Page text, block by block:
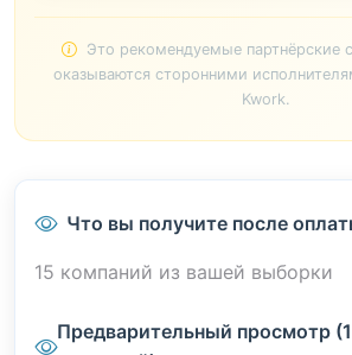
Это рекомендуемые партнёрские
оказываются сторонними
Kwork.
Что вы получите после
15 компаний из вашей выборки
Предварительный просмотр